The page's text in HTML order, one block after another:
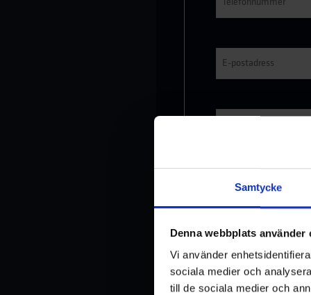
Samtycke
Denna webbplats använder
Vi använder
sociala medier och
till de sociala medier och
E-
post
Ämne *
Meddelande *